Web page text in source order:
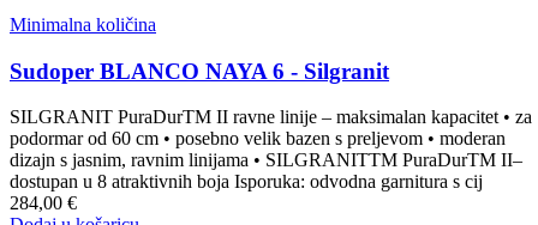
Minimalna količina
Sudoper BLANCO NAYA 6 - Silgranit
SILGRANIT PuraDurTM II ravne linije – maksimalan kapacitet • za
podormar od 60 cm • posebno velik bazen s preljevom • moderan
dizajn s jasnim, ravnim linijama • SILGRANITTM PuraDurTM II–
dostupan u 8 atraktivnih boja Isporuka: odvodna garnitura s cij
284,00 €